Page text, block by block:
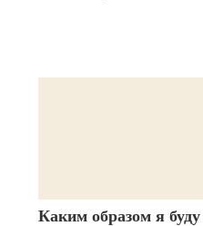
Каким образом я